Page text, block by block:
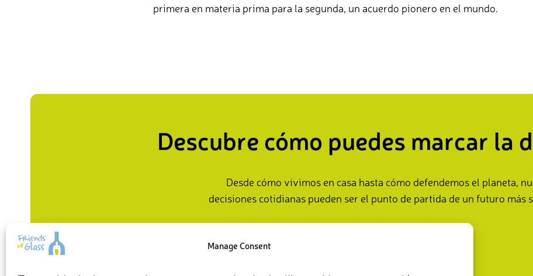
Manage Consent
primera en materia prima para la segunda, un acuerdo pionero en el mundo.
Descubre cómo puedes marcar la
Desde cómo vivimos en casa hasta cómo defendemos el planeta,
decisiones cotidianas pueden ser el punto de partida de un futuro más